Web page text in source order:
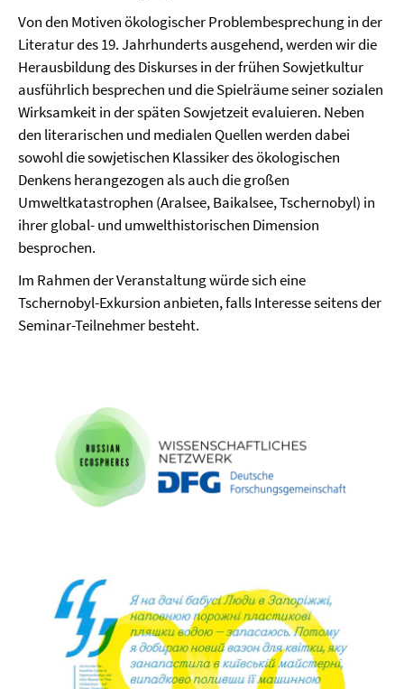
Von den Motiven ökologischer Problembesprechung in der
Literatur des 19. Jahrhunderts ausgehend, werden wir die
Herausbildung des Diskurses in der frühen Sowjetkultur
ausführlich besprechen und die Spielräume seiner sozialen
Wirksamkeit in der späten Sowjetzeit evaluieren. Neben
den literarischen und medialen Quellen werden dabei
sowohl die sowjetischen Klassiker des ökologischen
Denkens herangezogen als auch die großen
Umweltkatastrophen (Aralsee, Baikalsee, Tschernobyl) in
ihrer global- und umwelthistorischen Dimension
besprochen.
Im Rahmen der Veranstaltung würde sich eine
Tschernobyl-Exkursion anbieten, falls Interesse seitens der
Seminar-Teilnehmer besteht.